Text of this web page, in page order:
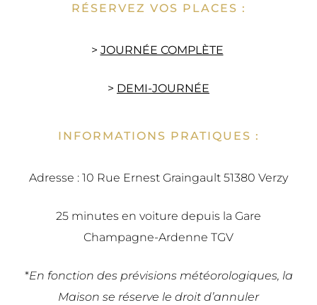
RÉSERVEZ VOS PLACES :
> JOURNÉE COMPLÈTE
> DEMI-JOURNÉE
INFORMATIONS PRATIQUES :
Adresse : 10 Rue Ernest Graingault 51380 Verzy
25 minutes en voiture depuis la Gare
Champagne-Ardenne TGV
*En fonction des prévisions météorologiques, la
Maison se réserve le droit d’annuler